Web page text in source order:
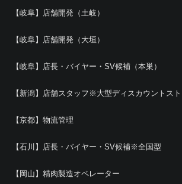
【岐阜】店舗開発（土岐）
【岐阜】店舗開発（大垣）
【岐阜】店長・バイヤー・SV候補（本巣）
【新潟】店舗スタッフ※大型ディスカウントスト
【京都】物流管理
【石川】店長・バイヤー・SV候補※全国型
【岡山】精肉製造オペレーター